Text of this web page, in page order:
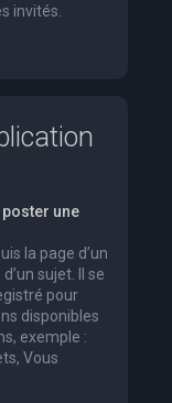
invités.
une
la page d’un
sujet. Il se
pour
disponibles
exemple :
Vous